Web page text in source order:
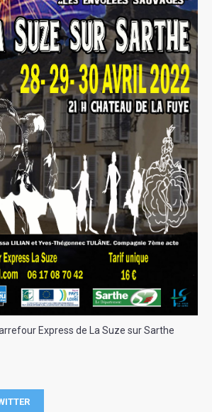
Express de La Suze sur Sarthe